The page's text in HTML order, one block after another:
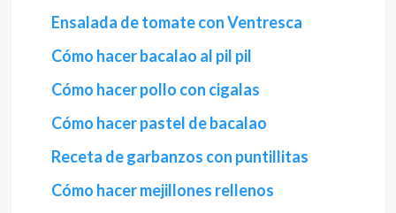
Ensalada de tomate con Ventresca
Cómo hacer bacalao al pil pil
Cómo hacer pollo con cigalas
Cómo hacer pastel de bacalao
Receta de garbanzos con puntillitas
Cómo hacer mejillones rellenos